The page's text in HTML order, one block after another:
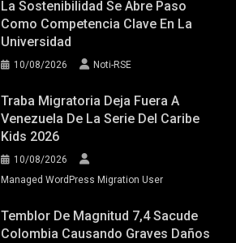
La Sostenibilidad Se Abre Paso
Como Competencia Clave En La
Universidad
10/08/2026 Noti-RSE
Traba Migratoria Deja Fuera A
Venezuela De La Serie Del Caribe
Kids 2026
10/08/2026
Managed WordPress Migration User
Temblor De Magnitud 7,4 Sacude
Colombia Causando Graves Daños